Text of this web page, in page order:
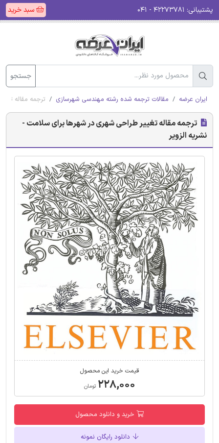
پشتیبانی: سبد خرید
جستجو
ایران عرضه مقالات ترجمه شده رشته مهندسی شهرسازی ترجمه مقاله
ترجمه مقاله تغییر طراحی شهری در شهرها برای سلامت -
نشریه الزویر
قیمت خرید این محصول
۲۲۸,۰۰۰ تومان
خرید و دانلود محصول
دانلود رایگان نمونه